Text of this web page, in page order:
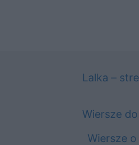
Lalka –
Wiersze
Wiersze